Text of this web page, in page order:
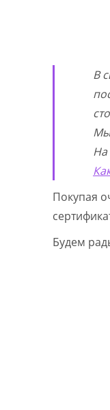
В
Мы
На
Покупая
Будем